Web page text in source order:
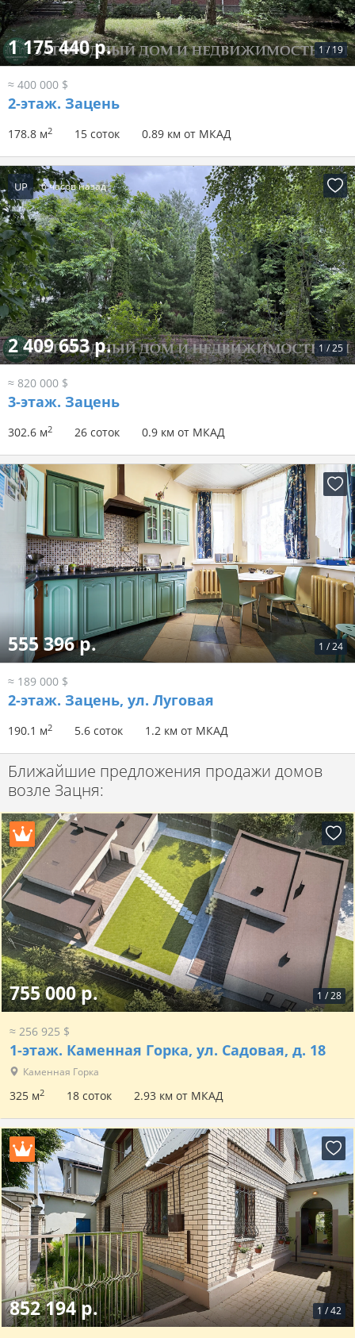
1 / 19
1 175 440 р.
≈ 400 000 $
2-этаж. Зацень
178.8 м2 15 соток 0.89 км от МКАД
UP 6 часов назад
1 /25
2 409 653 р.
≈ 820 000 $
3-этаж. Зацень
302.6 м2 26 соток 0.9 км от МКАД
1 /24
555 396 р.
≈ 189 000 $
2-этаж. Зацень, ул. Луговая
190.1 м2 5.6 соток 1.2 км от МКАД
Ближайшие предложения продажи домов
возле Зацня:
1 /28
755 000 р.
≈ 256 925 $
1-этаж. Каменная Горка, ул. Садовая, д. 18
Каменная Горка
325 м2 18 соток 2.93 км от МКАД
1 /42
852 194 р.